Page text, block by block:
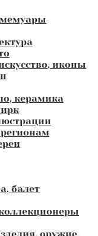
иконы
керамика
балет